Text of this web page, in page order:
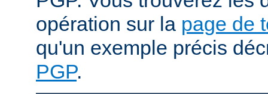
opération sur la page de
qu'un exemple précis
PGP.